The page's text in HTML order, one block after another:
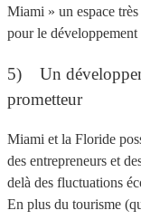
Miami » un espace
pour le développement
5) Un
prometteur
Miami et la Floride
des entrepreneurs et
delà des fluctuations
En plus du tourisme